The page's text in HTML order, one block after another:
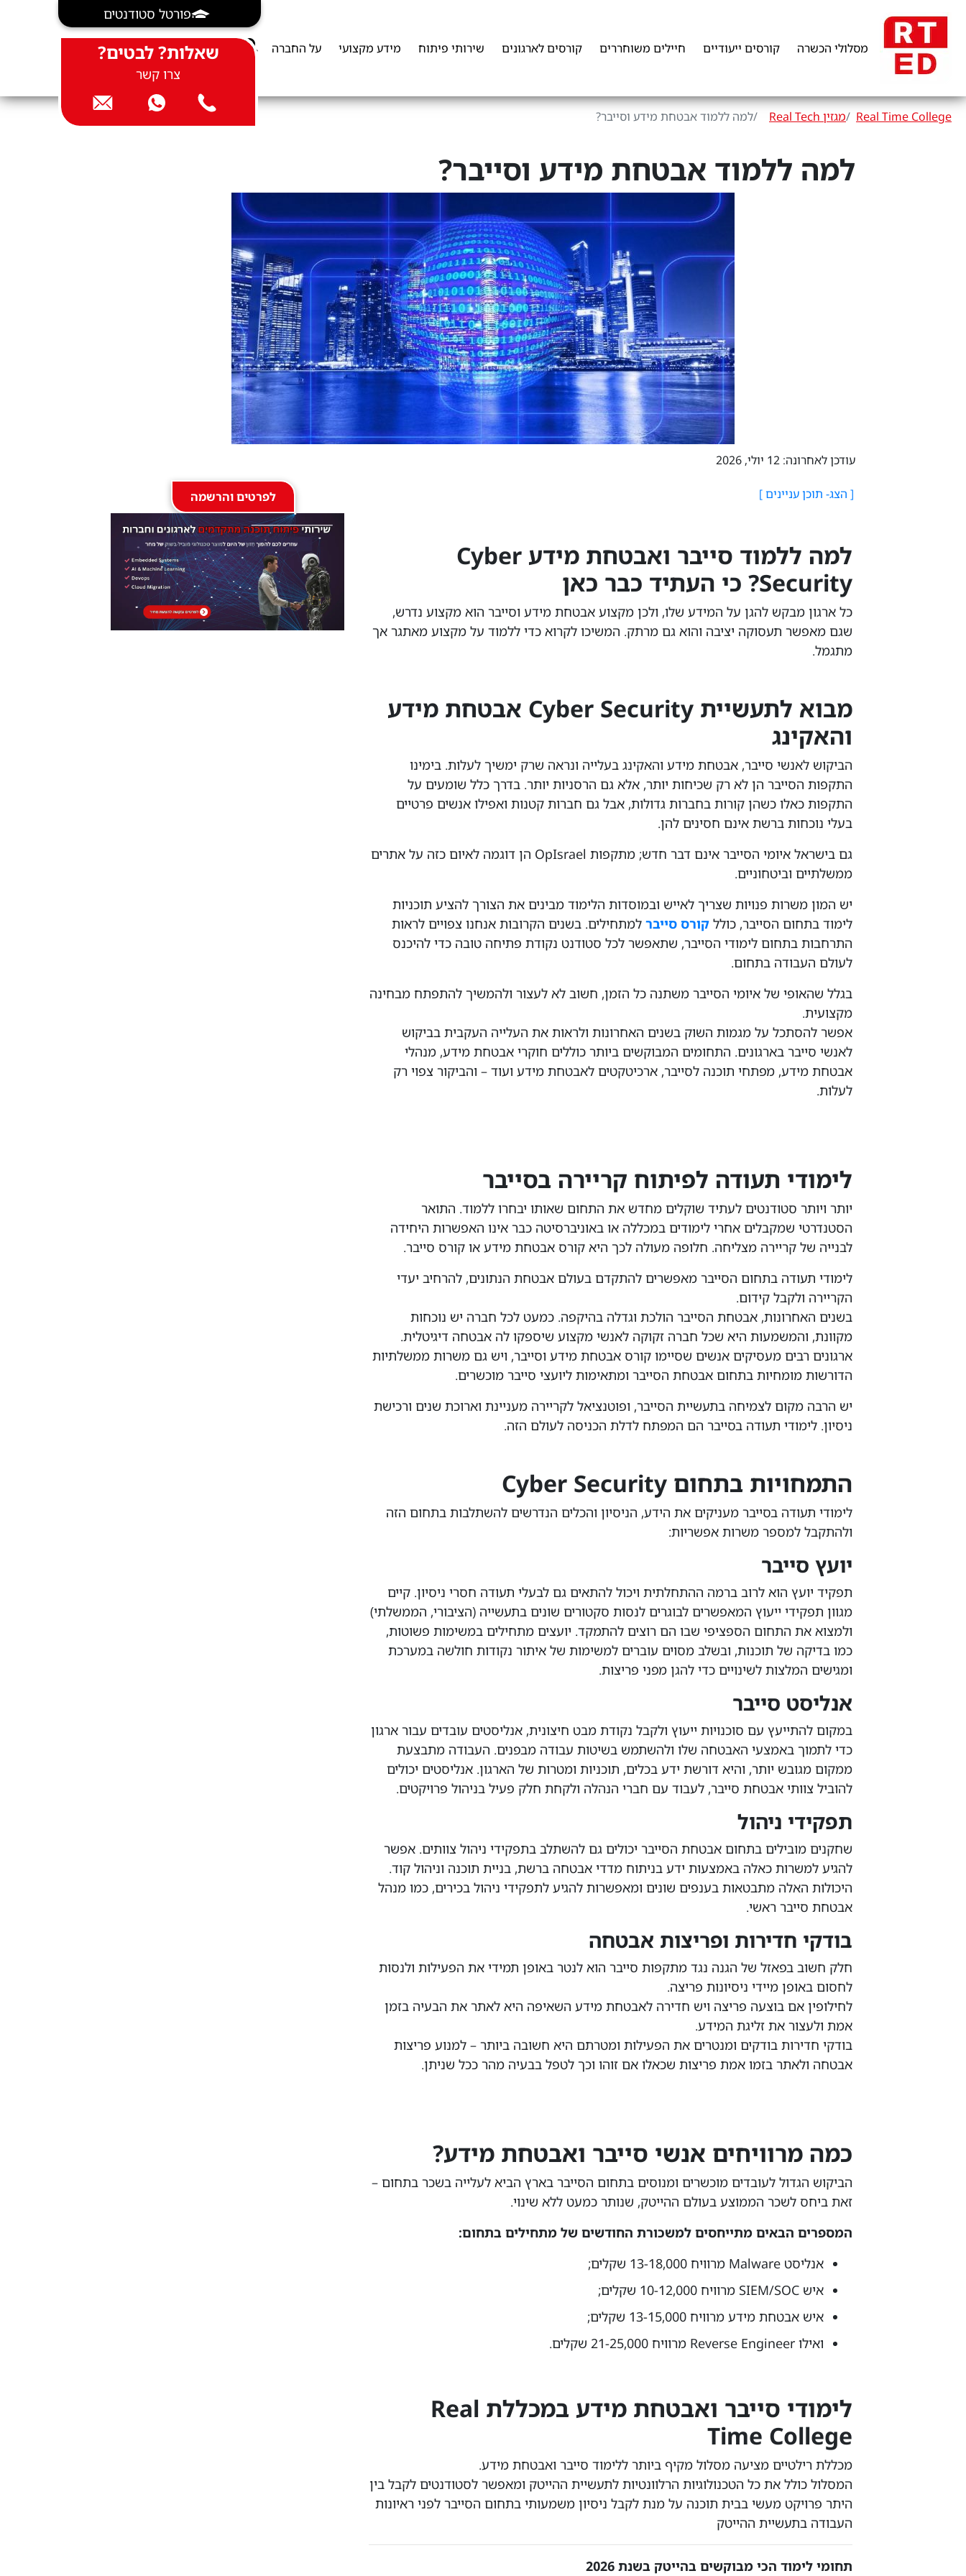
על החברה מידע מקצועי שירותי פיתוח קורסים לארגונים חיילים משוחררים קורסים ייעודיים מסלולי הכשרה
פורטל סטודנטים
שאלות? לבטים?
צרו קשר
Real Time College מגזין Real Tech למה ללמוד אבטחת מידע וסייבר?
למה ללמוד אבטחת מידע וסייבר?
עודכן לאחרונה: 12 יולי, 2026
לפרטים והרשמה
למה ללמוד סייבר ואבטחת מידע Cyber
Security? כי העתיד כבר כאן
כל ארגון מבקש להגן על המידע שלו, ולכן מקצוע אבטחת מידע וסייבר הוא מקצוע נדרש,
שגם מאפשר תעסוקה יציבה והוא גם מרתק. המשיכו לקרוא כדי ללמוד על מקצוע מאתגר אך
מתגמל.
מבוא לתעשיית Cyber Security אבטחת מידע
והאקינג
הביקוש לאנשי סייבר,אבטחת מידע והאקינגבעלייה ונראה שרק ימשיך לעלות. בימינו
התקפות הסייבר הן לא רק שכיחות יותר, אלא גם הרסניות יותר. בדרך כלל שומעים על
התקפות כאלו כשהן קורות בחברות גדולות, אבל גם חברות קטנות ואפילו אנשים פרטיים
בעלי נוכחות ברשת אינם חסינים להן.
גם בישראל איומי הסייבר אינם דבר חדש; מתקפות OpIsrael הן דוגמה לאיום כזה על אתרים
ממשלתיים וביטחוניים.
יש המון משרות פנויות שצריך לאייש ובמוסדות הלימוד מבינים את הצורך להציע תוכניות
לימוד בתחום הסייבר, כוללקורס סייבר למתחילים. בשנים הקרובות אנחנו צפויים לראות
התרחבות בתחום לימודי הסייבר, שתאפשר לכל סטודנט נקודת פתיחה טובה כדי להיכנס
לעולם העבודה בתחום.
בגלל שהאופי של איומי הסייבר משתנה כל הזמן, חשוב לא לעצור ולהמשיך להתפתח מבחינה
מקצועית.
אפשר להסתכל על מגמות השוק בשנים האחרונות ולראות את העלייה העקבית בביקוש
לאנשי סייבר בארגונים. התחומים המבוקשים ביותר כוללים חוקרי אבטחת מידע, מנהלי
אבטחת מידע, מפתחי תוכנה לסייבר, ארכיטקטים לאבטחת מידע ועוד – והביקור צפוי רק
לעלות.
לימודי תעודה לפיתוח קריירה בסייבר
יותר ויותר סטודנטים לעתיד שוקלים מחדש את התחום שאותו יבחרו ללמוד. התואר
הסטנדרטי שמקבלים אחרי לימודים במכללה או באוניברסיטה כבר אינו האפשרות היחידה
לבנייה של קריירה מצליחה. חלופה מעולה לכך היא קורס אבטחת מידע או קורס סייבר.
לימודי תעודה בתחום הסייבר מאפשרים להתקדם בעולם אבטחת הנתונים, להרחיב יעדי
הקריירה ולקבל קידום.
בשנים האחרונות, אבטחת הסייבר הולכת וגדלה בהיקפה. כמעט לכל חברה יש נוכחות
מקוונת, והמשמעות היא שכל חברה זקוקה לאנשי מקצוע שיספקו לה אבטחה דיגיטלית.
ארגונים רבים מעסיקים אנשים שסיימו קורס אבטחת מידע וסייבר, ויש גם משרות ממשלתיות
הדורשות מומחיות בתחום אבטחת הסייבר ומתאימות ליועצי סייבר מוכשרים.
יש הרבה מקום לצמיחה בתעשיית הסייבר, ופוטנציאל לקריירה מעניינת וארוכת שנים ורכישת
ניסיון. לימודי תעודה בסייבר הם המפתח לדלת הכניסה לעולם הזה.
התמחויות בתחום Cyber Security
לימודי תעודה בסייבר מעניקים את הידע, הניסיון והכלים הנדרשים להשתלבות בתחום הזה
ולהתקבל למספר משרות אפשריות:
יועץ סייבר
תפקיד יועץ הוא לרוב ברמה ההתחלתית ויכול להתאים גם לבעלי תעודה חסרי ניסיון. קיים
מגוון תפקידי ייעוץ המאפשרים לבוגרים לנסות סקטורים שונים בתעשייה (הציבורי, הממשלתי)
ולמצוא את התחום הספציפי שבו הם רוצים להתמקד. יועצים מתחילים במשימות פשוטות,
כמו בדיקה של תוכנות, ובשלב מסוים עוברים למשימות של איתור נקודות חולשה במערכת
ומגישים המלצות לשינויים כדי להגן מפני פריצות.
אנליסט סייבר
במקום להתייעץ עם סוכנויות ייעוץ ולקבל נקודת מבט חיצונית, אנליסטים עובדים עבור ארגון
כדי לתמוך באמצעי האבטחה שלו ולהשתמש בשיטות עבודה מבפנים. העבודה מתבצעת
ממקום מגובש יותר, והיא דורשת ידע בכלים, תוכניות ומטרות של הארגון. אנליסטים יכולים
להוביל צוותי אבטחת סייבר, לעבוד עם חברי הנהלה ולקחת חלק פעיל בניהול פרויקטים.
תפקידי ניהול
שחקנים מובילים בתחום אבטחת הסייבר יכולים גם להשתלב בתפקידי ניהול צוותים. אפשר
להגיע למשרות כאלה באמצעות ידע בניתוח מדדי אבטחה ברשת, בניית תוכנה וניהול קוד.
היכולות האלה מתבטאות בענפים שונים ומאפשרות להגיע לתפקידי ניהול בכירים, כמו מנהל
אבטחת סייבר ראשי.
בודקי חדירות ופריצות אבטחה
חלק חשוב בפאזל של הגנה נגד מתקפות סייבר הוא לנטר באופן תמידי את הפעילות ולנסות
לחסום באופן מיידי ניסיונות פריצה.
לחילופין אם בוצעה פריצה ויש חדירה לאבטחת מידע השאיפה היא לאתר את הבעיה בזמן
אמת ולעצור את זליגת המידע.
בודקי חדירות בודקים ומנטרים את הפעילות ומטרתם היא חשובה ביותר – למנוע פריצות
אבטחה ולאתר בזמו אמת פריצות שכאלו אם זוהו וכך לטפל בבעיה מהר ככל שניתן.
כמה מרוויחים אנשי סייבר ואבטחת מידע?
הביקוש הגדול לעובדים מוכשרים ומנוסים בתחום הסייבר בארץ הביא לעלייה בשכר בתחום –
זאת ביחס לשכר הממוצע בעולם ההייטק, שנותר כמעט ללא שינוי.
המספרים הבאים מתייחסים למשכורת החודשים של מתחילים בתחום:
אנליסט Malware מרוויח 13-18,000 שקלים;
איש SIEM/SOC מרוויח 10-12,000 שקלים;
איש אבטחת מידע מרוויח 13-15,000 שקלים;
ואילו Reverse Engineer מרוויח 21-25,000 שקלים.
לימודי סייבר ואבטחת מידע במכללת Real
Time College
מכללת רילטיים מציעה מסלול מקיף ביותר ללימוד סייבר ואבטחת מידע.
המסלול כולל את כל הטכנולוגיות הרלוונטיות לתעשיית ההייטק ומאפשר לסטודנטים לקבל בין
היתר פרויקט מעשי בבית תוכנה על מנת לקבל ניסיון משמעותי בתחום הסייבר לפני ראיונות
העבודה בתעשיית ההייטק
תחומי לימוד הכי מבוקשים בהייטק בשנת 2026